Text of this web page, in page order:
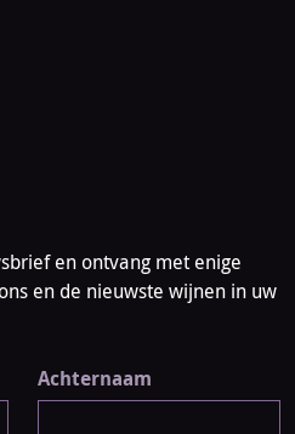
en ontvang met enige
en de nieuwste wijnen in uw
Achternaam